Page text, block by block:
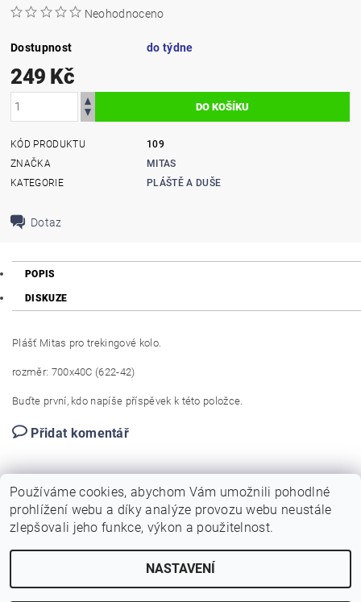
Neohodnoceno
Dostupnost do týdne
249 Kč
KÓD PRODUKTU
109
ZNAČKA
MITAS
KATEGORIE
PLÁŠTĚ A DUŠE
Dotaz
POPIS
DISKUZE
Plášť Mitas pro trekingové kolo.
rozměr: 700x40C (622-42)
Buďte první, kdo napíše příspěvek k této položce.
Přidat komentář
2026 © Birotarius, všechna práva vyhrazenaUpravit nastavení cookies
Používáme cookies, abychom Vám umožnili pohodlné
prohlížení webu a díky analýze provozu webu neustále
zlepšovali jeho funkce, výkon a použitelnost.
NASTAVENÍ